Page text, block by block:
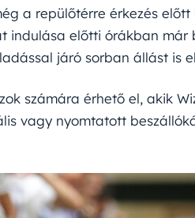
a repülőtérre érkezés
indulása előtti órákban
járó sorban állást is
számára érhető el, akik
vagy nyomtatott